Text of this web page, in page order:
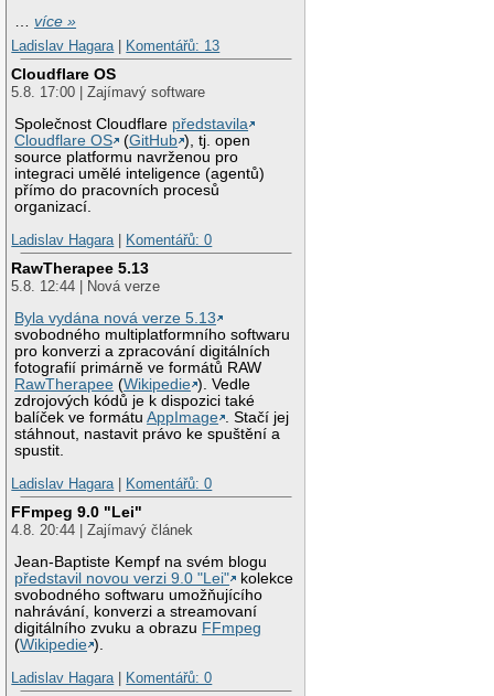
…více »
Ladislav Hagara | Komentářů: 13
Cloudflare OS
5.8. 17:00 | Zajímavý software
Společnost Cloudflare představila
Cloudflare OS
(GitHub ), tj. open
source platformu navrženou pro
integraci umělé inteligence (agentů)
přímo do pracovních procesů
organizací.
Ladislav Hagara | Komentářů: 0
RawTherapee 5.13
5.8. 12:44 | Nová verze
Byla vydána nová verze 5.13
svobodného multiplatformního softwaru
pro konverzi a zpracování digitálních
fotografií primárně ve formátů RAW
RawTherapee (Wikipedie ). Vedle
zdrojových kódů je k dispozici také
balíček ve formátuAppImage
. Stačí jej
stáhnout, nastavit právo ke spuštění a
spustit.
Ladislav Hagara | Komentářů: 0
FFmpeg 9.0 "Lei"
4.8. 20:44 | Zajímavý článek
Jean-Baptiste Kempf na svém blogu
představil novou verzi 9.0 "Lei"
kolekce
svobodného softwaru umožňujícího
nahrávání, konverzi a streamovaní
digitálního zvuku a obrazu FFmpeg
(Wikipedie ).
Ladislav Hagara | Komentářů: 0